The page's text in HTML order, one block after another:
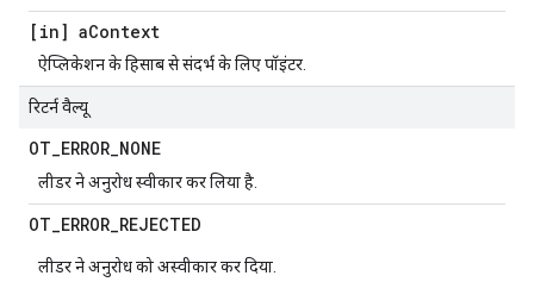
[in] aContext
ऐप्लिकेशन के हिसाब से संदर्भ के लिए पॉइंटर.
रिटर्न वैल्यू
OT_ERROR_NONE
लीडर ने अनुरोध स्वीकार कर लिया है.
OT_ERROR_REJECTED
लीडर ने अनुरोध को अस्वीकार कर दिया.